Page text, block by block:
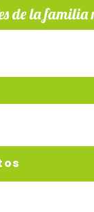
de la familia